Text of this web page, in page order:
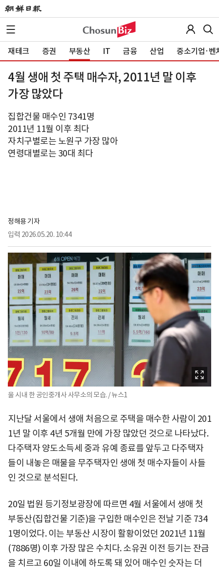
재테크 증권 부동산 IT 금융 산업 중소기업·벤
4월 생애 첫 주택 매수자, 2011년 말 이후
가장 많았다
집합건물 매수인 7341명
2011년 11월 이후 최다
자치구별로는 노원구 가장 많아
연령대별로는 30대 최다
정해용 기자
입력 2026.05.20. 10:44
울 시내 한 공인중개사 사무소의 모습. / 뉴스1
지난달 서울에서 생애 처음으로 주택을 매수한 사람이 201
1년 말 이후 4년 5개월 만에 가장 많았던 것으로 나타났다.
다주택자 양도소득세 중과 유예 종료를 앞두고 다주택자
들이 내놓은 매물을 무주택자인 생애 첫 매수자들이 사들
인 것으로 분석된다.
20일 법원 등기정보광장에 따르면 4월 서울에서 생애 첫
부동산(집합건물 기준)을 구입한 매수인은 전날 기준 734
1명이었다. 이는 부동산 시장이 활황이었던 2021년 11월
(7886명) 이후 가장 많은 수치다. 소유권 이전 등기는 잔금
을 치르고 60일 이내에 하도록 돼 있어 매수인 숫자는 더